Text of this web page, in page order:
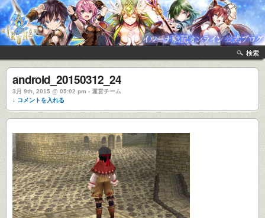
検索
android_20150312_24
3月 9th, 2015 @ 05:02 pm › 運営チーム
↓ コメントを入れる